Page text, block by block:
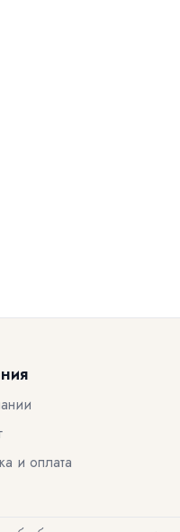
и оплата